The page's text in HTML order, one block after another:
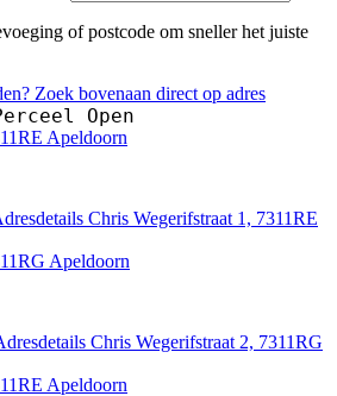
of postcode om sneller het juiste
Zoek bovenaan direct op adres
Open
Apeldoorn
Chris Wegerifstraat 1, 7311RE
Apeldoorn
Chris Wegerifstraat 2, 7311RG
Apeldoorn